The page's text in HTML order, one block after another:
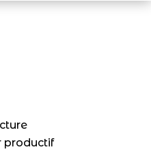
productif